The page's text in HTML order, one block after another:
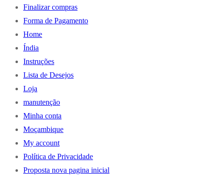
Finalizar compras
Forma de Pagamento
Home
Índia
Instruções
Lista de Desejos
Loja
manutenção
Minha conta
Moçambique
My account
Política de Privacidade
Proposta nova pagina inicial